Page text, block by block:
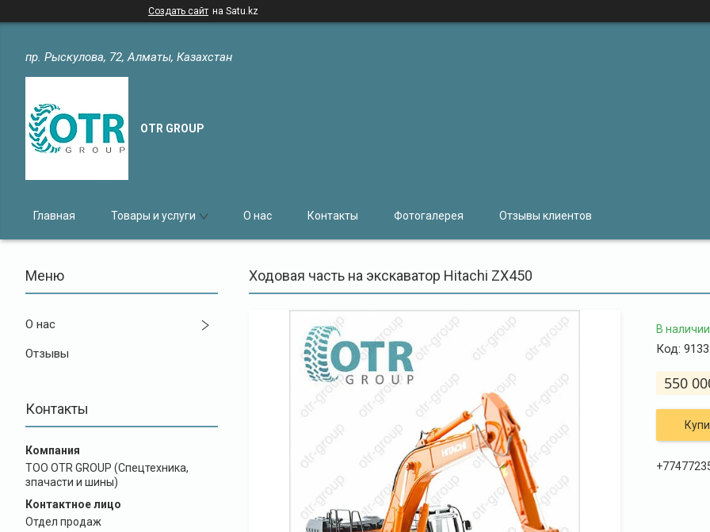
Создать сайт на Satu.kz
пр. Рыскулова, 72, Алматы, Казахстан
OTR GROUP
Главная Товары и услуги О нас Контакты Фотогалерея Отзывы клиентов
О нас
Отзывы
Контакты
ТОО OTR GROUP (Спецтехника,
зпачасти и шины)
Отдел продаж
Ходовая часть на экскаватор Hitachi ZX450
В наличии
Код:
550